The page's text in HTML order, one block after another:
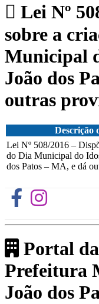
Lei Nº
sobre a
Municipal
João dos
outras
Descrição
Lei Nº 508/2016 –
do Dia Municipal do
dos Patos – MA, e dá
Portal
Prefeitura
João dos